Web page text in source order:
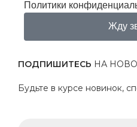
Политики
Жду
ПОДПИШИТЕСЬ НА
Будьте в курсе новинок,